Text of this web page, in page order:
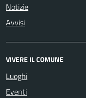
Notizie
Avvisi
VIVERE IL COMUNE
Luoghi
Eventi